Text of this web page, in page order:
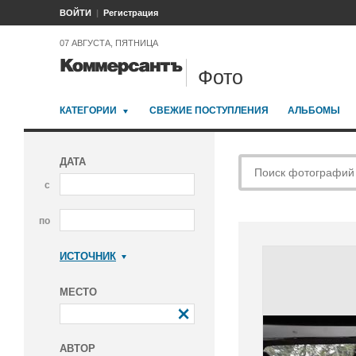
ВОЙТИ Регистрация
07 АВГУСТА, ПЯТНИЦА
Фото
КАТЕГОРИИ СВЕЖИЕ ПОСТУПЛЕНИЯ АЛЬБОМЫ
ДАТА
с
по
ИСТОЧНИК
МЕСТО
АВТОР